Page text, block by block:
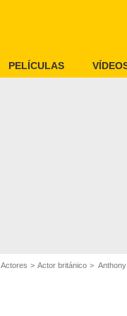
PELÍCULAS
Actores Actor británico